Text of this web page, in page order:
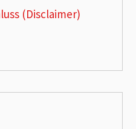
(Disclaimer)